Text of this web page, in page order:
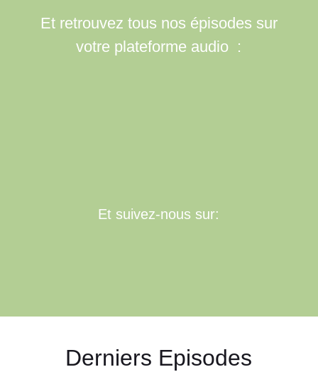
Et retrouvez tous nos épisodes sur
votre plateforme audio :
Et suivez-nous sur:
Derniers Episodes